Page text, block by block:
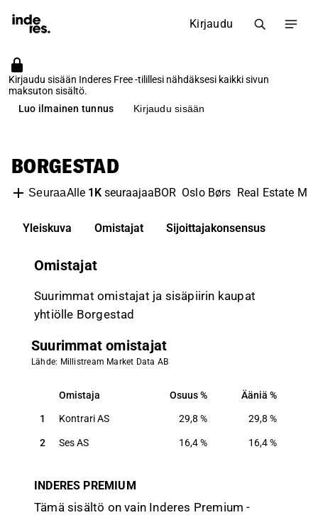
Kirjaudu
Kirjaudu sisään Inderes Free -tilillesi nähdäksesi kaikki sivun
maksuton sisältö.
Luo ilmainen tunnus
Kirjaudu sisään
BORGESTAD
SeuraaAlle 1KseuraajaaBOR Oslo Børs Real Estate
Yleiskuva Omistajat Sijoittajakonsensus
Omistajat
Suurimmat omistajat ja sisäpiirin kaupat
yhtiölle Borgestad
Suurimmat omistajat
Lähde: Millistream Market Data AB
Omistaja Osuus Ääniä
Omistaja Osuus Ääniä
1 Kontrari AS 29,8 % 29,8 %
2 Ses AS 16,4% 16,4%
INDERES PREMIUM
Tämä sisältö on vain Inderes Premium -